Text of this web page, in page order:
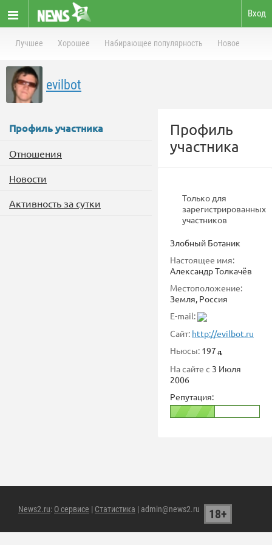
Вход
Лучшее Хорошее Набирающее популярность Новое
evilbot
Профиль участника
Отношения
Новости
Активность за сутки
Профиль
участника
Только для
зарегистрированных
участников
Злобный Ботаник
Настоящее имя:
Александр Толкачёв
Местоположение:
Земля, Россия
E-mail:
Сайт: http://evilbot.ru
Ньюсы: 197
На сайте с 3 Июля
2006
Репутация:
News2.ru: О сервисе | Статистика | admin@news2.ru 18+